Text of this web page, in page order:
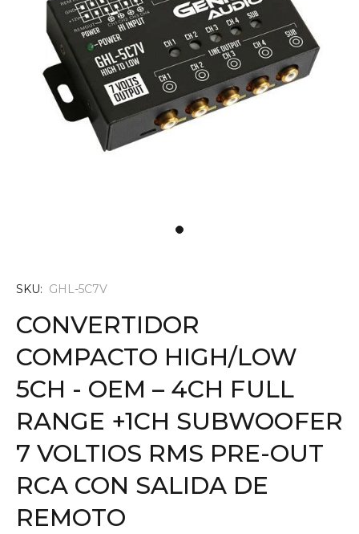
SKU: GHL-5C7V
CONVERTIDOR
COMPACTO HIGH/LOW
5CH - OEM – 4CH FULL
RANGE +1CH SUBWOOFER
7 VOLTIOS RMS PRE-OUT
RCA CON SALIDA DE
REMOTO